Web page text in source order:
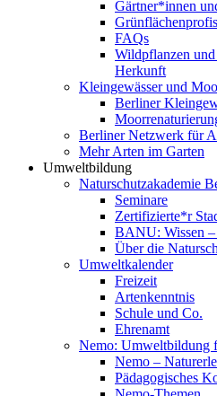
Gärtner*innen
Grünflächenprofis
FAQs
Wildpflanzen und
Herkunft
Kleingewässer und
Berliner
Berliner Netzwerk für
Mehr Arten im Garten
Umweltbildung
Naturschutzakademie
Seminare
Zertifizierte*r
BANU: Wissen
Über die
Umweltkalender
Freizeit
Artenkenntnis
Schule und Co.
Ehrenamt
Nemo: Umweltbildung
Nemo –
Pädagogisches